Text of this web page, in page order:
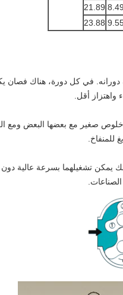
8.49
21.89
23.88
في كل دورة، هناك فصان
أقل.
صغير مع بعضها البعض ومع
للمنفاخ.
تشغيلهما بسرعة عالية دون